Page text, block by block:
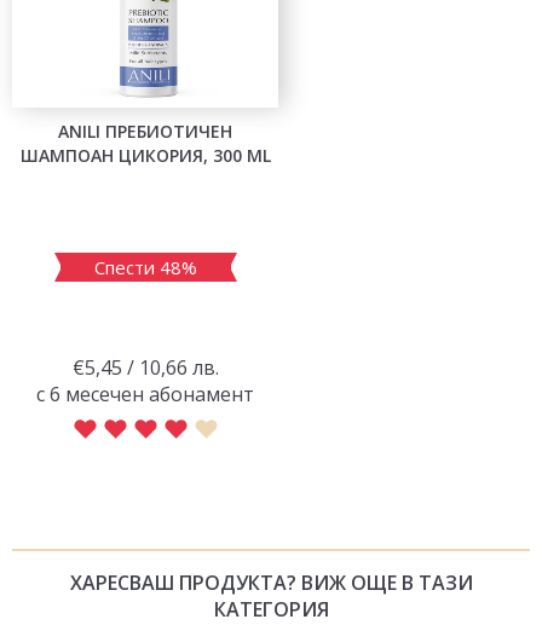
ANILI ПРЕБИОТИЧЕН
ШАМПОАН ЦИКОРИЯ, 300 ML
Спести 48%
€5,45 / 10,66 лв.
с 6 месечен абонамент
ХАРЕСВАШ ПРОДУКТА? ВИЖ ОЩЕ В ТАЗИ
КАТЕГОРИЯ